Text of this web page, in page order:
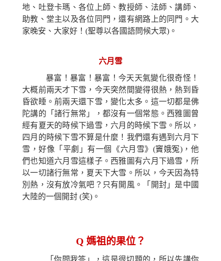
地、吐登卡瑪、各位上師、教授師、法師、講師、
助教、堂主以及各位同門，還有網路上的同門。大
家晚安、大家好！(聖尊以各國語問候大眾)。
六月雪
暴富！暴富！暴富！今天天氣變化很奇怪！
大概前兩天才下雪，今天突然間變得很熱，熱到昏
昏欲睡。前兩天還下雪，變化太多。這一切都是佛
陀講的「諸行無常」，都沒有一個常態。西雅圖曾
經有夏天的時候下過雪，六月的時候下雪。所以，
四月的時候下雪不算是什麼！我們還有遇到六月下
雪，好像「平劇」有一個《六月雪》(竇娥冤)，他
們也知道六月雪這樣子。西雅圖有六月下過雪，所
以一切諸行無常，夏天下大雪。所以，今天因為特
別熱，沒有放冷氣吧？只有開風。「開封」是中國
大陸的一個開封 (笑)。
Q 媽祖的果位？
「你問我答」，這是很切題的，所以先講你